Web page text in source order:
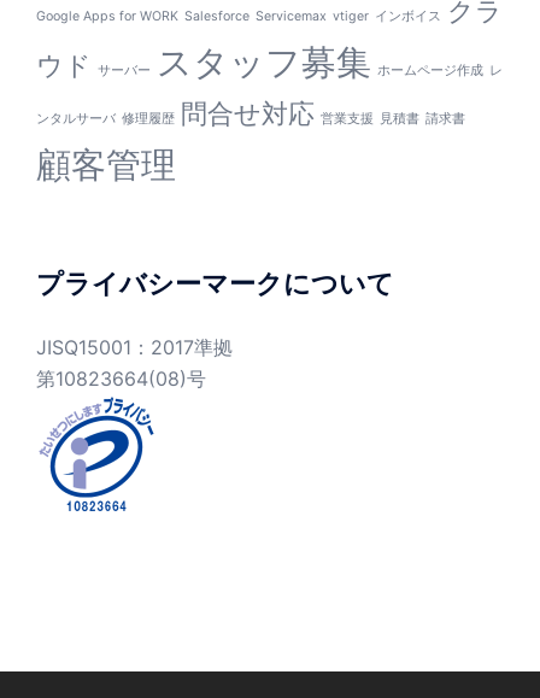
Google Apps for WORK Salesforce Servicemax vtiger インボイス
クラ
ウド
サーバー スタッフ募集 ホームページ作成 レ
ンタルサーバ 修理履歴 問合せ対応 営業支援 見積書 請求書
顧客管理
プライバシーマークについて
JISQ15001：2017準拠
第10823664(08)号